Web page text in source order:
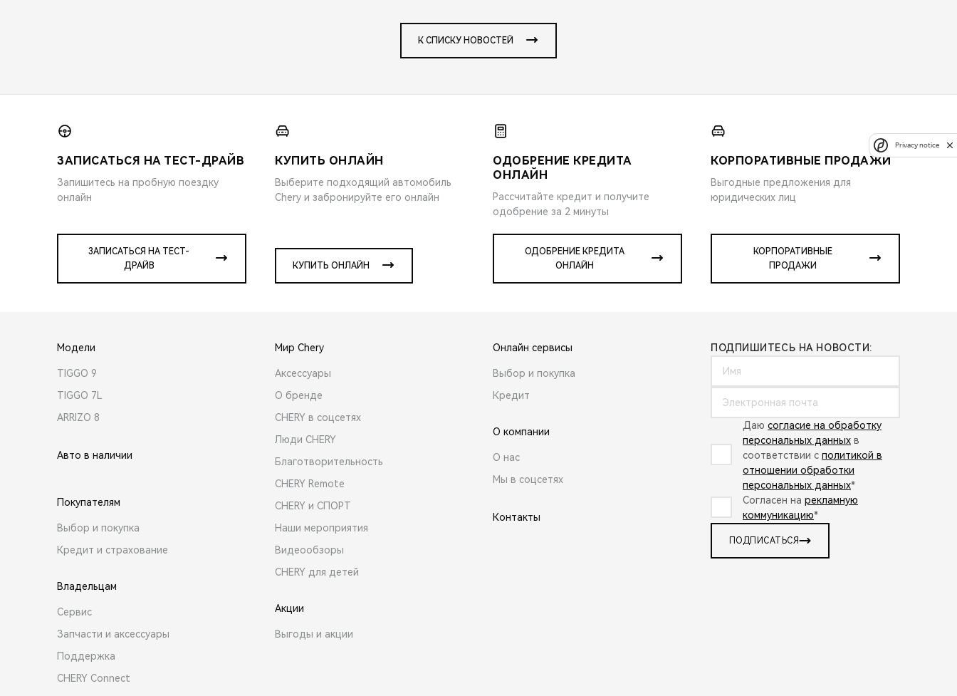
К СПИСКУ НОВОСТЕЙ
ЗАПИСАТЬСЯ НА ТЕСТ-ДРАЙВ
Запишитесь на пробную поездку
онлайн
ЗАПИСАТЬСЯ НА ТЕСТ-
ДРАЙВ
КУПИТЬ ОНЛАЙН
Выберите подходящий автомобиль
Chery и забронируйте его онлайн
КУПИТЬ ОНЛАЙН
ОДОБРЕНИЕ КРЕДИТА
ОНЛАЙН
Рассчитайте кредит и получите
одобрение за 2 минуты
ОДОБРЕНИЕ КРЕДИТА
ОНЛАЙН
КОРПОРАТИВНЫЕ ПРОДАЖИ
Выгодные предложения для
юридических лиц
КОРПОРАТИВНЫЕ
ПРОДАЖИ
Модели
TIGGO 9
TIGGO 7L
ARRIZO 8
Авто в наличии
Покупателям
Выбор и покупка
Кредит и страхование
Владельцам
Сервис
Запчасти и аксессуары
Поддержка
CHERY Connect
Мир Chery
Аксессуары
О бренде
CHERY в соцсетях
Люди CHERY
Благотворительность
CHERY Remote
CHERY и СПОРТ
Наши мероприятия
Видеообзоры
CHERY для детей
Акции
Выгоды и акции
Онлайн сервисы
Выбор и покупка
Кредит
О компании
О нас
Мы в соцсетях
Контакты
ПОДПИШИТЕСЬ НА НОВОСТИ:
Даю согласие на обработку
персональных данных в
соответствии с политикой в
отношении обработки
персональных данных*
Согласен на рекламную
коммуникацию*
ПОДПИСАТЬСЯ
Privacy notice